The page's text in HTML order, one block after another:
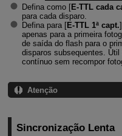
Defina como [E-TTL cada
para cada disparo.
Defina para [E-TTL 1ª capt.
apenas para a primeira
de saída do flash para o
disparos subsequentes.
contínuo sem recompor
Atenção
Sincronização Lenta